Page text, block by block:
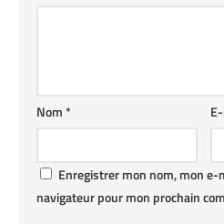
Nom*
Enregistrer mon nom, mon
navigateur pour mon prochain